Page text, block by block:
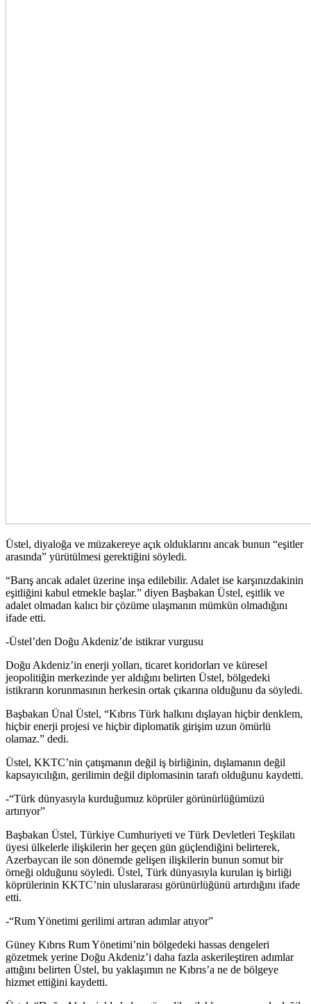
Üstel, diyaloğa ve müzakereye açık olduklarını ancak bunun “eşitler
arasında” yürütülmesi gerektiğini söyledi.
“Barış ancak adalet üzerine inşa edilebilir. Adalet ise karşınızdakinin
eşitliğini kabul etmekle başlar.” diyen Başbakan Üstel, eşitlik ve
adalet olmadan kalıcı bir çözüme ulaşmanın mümkün olmadığını
ifade etti.
-Üstel’den Doğu Akdeniz’de istikrar vurgusu
Doğu Akdeniz’in enerji yolları, ticaret koridorları ve küresel
jeopolitiğin merkezinde yer aldığını belirten Üstel, bölgedeki
istikrarın korunmasının herkesin ortak çıkarına olduğunu da söyledi.
Başbakan Ünal Üstel, “Kıbrıs Türk halkını dışlayan hiçbir denklem,
hiçbir enerji projesi ve hiçbir diplomatik girişim uzun ömürlü
olamaz.” dedi.
Üstel, KKTC’nin çatışmanın değil iş birliğinin, dışlamanın değil
kapsayıcılığın, gerilimin değil diplomasinin tarafı olduğunu kaydetti.
-“Türk dünyasıyla kurduğumuz köprüler görünürlüğümüzü
artırıyor”
Başbakan Üstel, Türkiye Cumhuriyeti ve Türk Devletleri Teşkilatı
üyesi ülkelerle ilişkilerin her geçen gün güçlendiğini belirterek,
Azerbaycan ile son dönemde gelişen ilişkilerin bunun somut bir
örneği olduğunu söyledi. Üstel, Türk dünyasıyla kurulan iş birliği
köprülerinin KKTC’nin uluslararası görünürlüğünü artırdığını ifade
etti.
-“Rum Yönetimi gerilimi artıran adımlar atıyor”
Güney Kıbrıs Rum Yönetimi’nin bölgedeki hassas dengeleri
gözetmek yerine Doğu Akdeniz’i daha fazla askerileştiren adımlar
attığını belirten Üstel, bu yaklaşımın ne Kıbrıs’a ne de bölgeye
hizmet ettiğini kaydetti.